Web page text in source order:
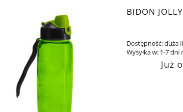
BIDON
Dostępność:duża
Wysyłka w: 1-7 dni
Już